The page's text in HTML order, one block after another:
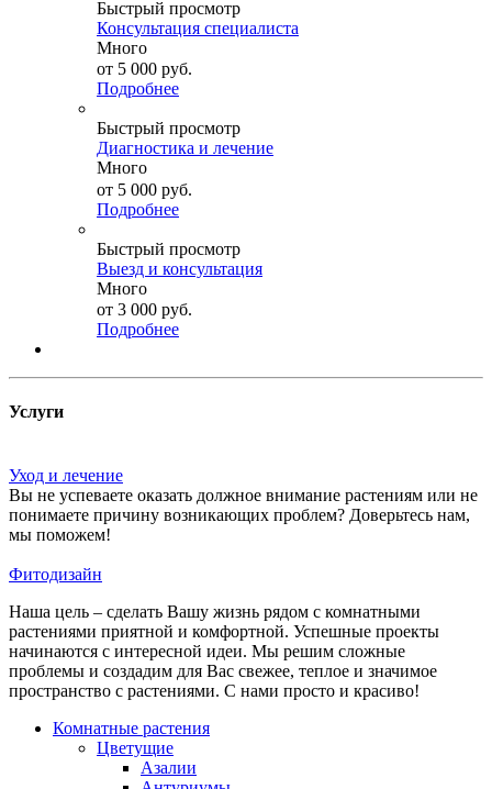
Быстрый просмотр
Консультация специалиста
Много
от 5 000 руб.
Подробнее
Быстрый просмотр
Диагностика и лечение
Много
от 5 000 руб.
Подробнее
Быстрый просмотр
Выезд и консультация
Много
от 3 000 руб.
Подробнее
Услуги
Уход и лечение
Вы не успеваете оказать должное внимание растениям или не
понимаете причину возникающих проблем? Доверьтесь нам,
мы поможем!
Фитодизайн
Наша цель – сделать Вашу жизнь рядом с комнатными
растениями приятной и комфортной. Успешные проекты
начинаются с интересной идеи. Мы решим сложные
проблемы и создадим для Вас свежее, теплое и значимое
пространство с растениями. С нами просто и красиво!
Комнатные растения
Цветущие
Азалии